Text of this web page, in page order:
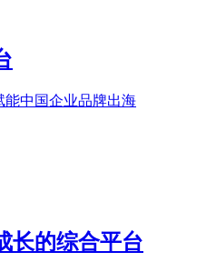
能中国企业品牌出海
长的综合平台